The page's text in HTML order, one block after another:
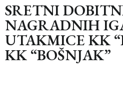
SRETNI
NAGRADNIH
UTAKMICE KK
KK “BOŠNJAK”